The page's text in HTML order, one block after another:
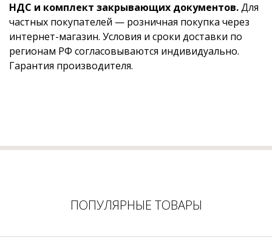
НДС и комплект закрывающих документов.Для
частных покупателей — розничная покупка через
интернет-магазин. Условия и сроки доставки по
регионам РФ согласовываются индивидуально.
Гарантия производителя.
ПОПУЛЯРНЫЕ ТОВАРЫ